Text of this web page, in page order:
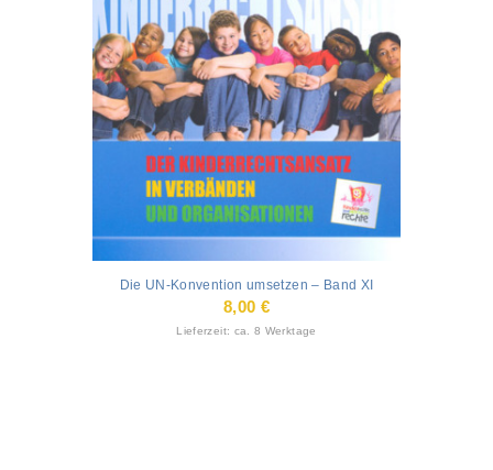
Die UN-Konvention umsetzen – Band XI
8,00 €
Lieferzeit: ca. 8 Werktage